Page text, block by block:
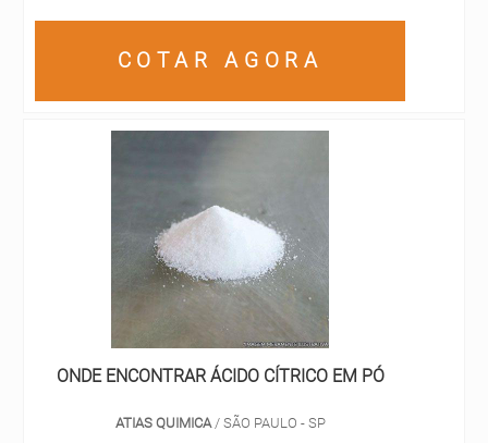
profissionais qualificados para o serviço,
Laboratório é uma empresa que tem sido
apontada de forma positiva no mercado
por toda seriedade e qualidade, o que
comprova sua essência de trazer o melhor
para os parceiros.
proteção para a aplicação das soluções,
principalmente para que o contato com a
devem estar de acordo com as normas de
segurança exigidas. Inclusive, são
Padarias; Clínicas; Hospitais;
Supermercados. BUSCANDO INDÚSTRIA
QUÍMICA DE PRODUTOS DE LIMPEZA A
Solint Química está desde 1990 no
mercado, exercendo o papel com o
máximo desempenho. Localizada em
todo o Brasil, atuando com produtos que
COTAR AGORA
ONDE ENCONTRAR ÁCIDO CÍTRICO EM PÓ
ATIAS QUIMICA/ SÃO PAULO - SP